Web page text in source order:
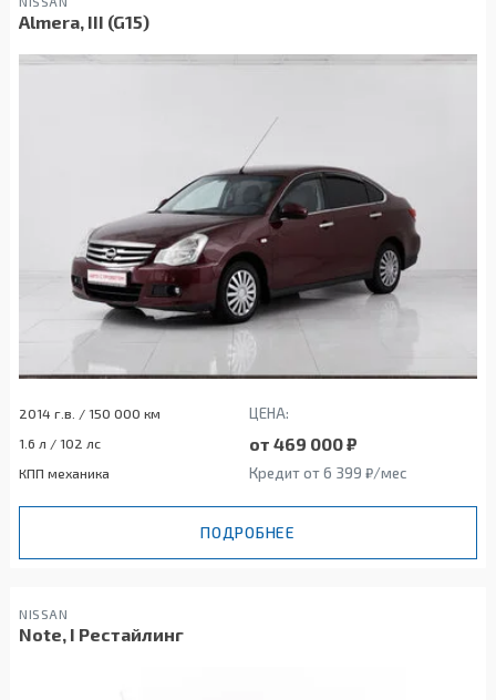
Almera, III (G15)
2014 г.в. / 150 000 км ЦЕНА:
1.6 л / 102 лс от 469 000 ₽
КПП механика Кредит от 6 399 ₽/мес
ПОДРОБНЕЕ
NISSAN
Note, I Рестайлинг